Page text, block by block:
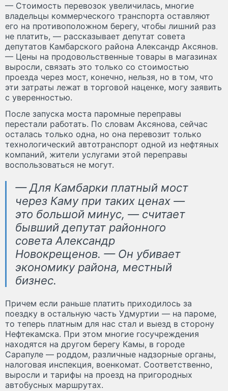
— Стоимость перевозок увеличилась, многие
владельцы коммерческого транспорта оставляют
его на противоположном берегу, чтобы лишний раз
не платить, — рассказывает депутат совета
депутатов Камбарского района Александр Аксянов.
— Цены на продовольственные товары в магазинах
выросли, связать это только со стоимостью
проезда через мост, конечно, нельзя, но в том, что
эти затраты лежат в торговой наценке, могу заявить
с уверенностью.
После запуска моста паромные переправы
перестали работать. По словам Аксянова, сейчас
осталась только одна, но она перевозит только
технологический автотранспорт одной из нефтяных
компаний, жители услугами этой переправы
воспользоваться не могут.
— Для Камбарки платный мост
через Каму при таких ценах —
это большой минус, — считает
бывший депутат районного
совета Александр
Новокрещенов. — Он убивает
экономику района, местный
бизнес.
Причем если раньше платить приходилось за
поездку в остальную часть Удмуртии — на пароме,
то теперь платным для нас стал и выезд в сторону
Нефтекамска. При этом многие госучреждения
находятся на другом берегу Камы, в городе
Сарапуле — роддом, различные надзорные органы,
налоговая инспекция, военкомат. Соответственно,
выросли и тарифы на проезд на пригородных
автобусных маршрутах.